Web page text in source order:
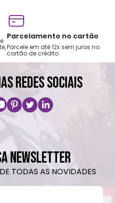
Parcelamento no cartão
Parcele em até 12x sem juros no
cartão de crédito
REDES SOCIAIS
NEWSLETTER
TODAS AS NOVIDADES